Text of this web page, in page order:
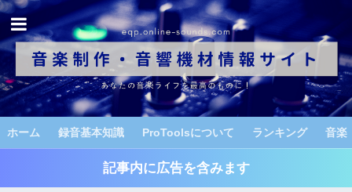
ホーム 録音基本知識 ProToolsについて ランキング 音楽
記事内に広告を含みます